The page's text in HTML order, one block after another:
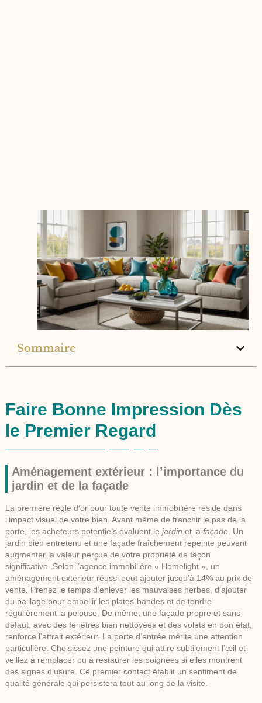
Sommaire
Faire Bonne Impression Dès
le Premier Regard
Aménagement extérieur : l’importance du
jardin et de la façade
La première règle d’or pour toute vente immobilière réside dans
l’impact visuel de votre bien. Avant même de franchir le pas de la
porte, les acheteurs potentiels évaluent le jardin et la façade. Un
jardin bien entretenu et une façade fraîchement repeinte peuvent
augmenter la valeur perçue de votre propriété de façon
significative. Selon l’agence immobilière « Homelight », un
aménagement extérieur réussi peut ajouter jusqu’à 14% au prix de
vente. Prenez le temps d’enlever les mauvaises herbes, d’ajouter
du paillage pour embellir les plates-bandes et de tondre
régulièrement la pelouse. De même, une façade propre et sans
défaut, avec des fenêtres bien nettoyées et des volets en bon état,
renforce l’attrait extérieur. La porte d’entrée mérite une attention
particulière. Choisissez une peinture qui attire subtilement l’œil et
veillez à remplacer ou à restaurer les poignées si elles montrent
des signes d’usure. Ce premier contact établit un sentiment de
qualité générale qui persistera tout au long de la visite.